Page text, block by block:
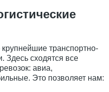
транспортно-
Здесь сходятся все
авиа,
Это позволяет нам: